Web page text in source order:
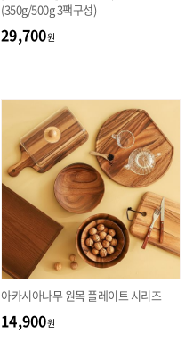
(350g/500g 3팩구성)
29,700원
아카시아나무 원목 플레이트 시리즈
14,900원